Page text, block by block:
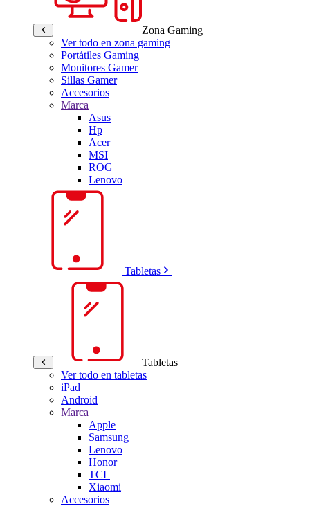
Zona Gaming
Ver todo en zona gaming
Portátiles Gaming
Monitores Gamer
Sillas Gamer
Accesorios
Marca
Asus
Hp
Acer
MSI
ROG
Lenovo
Tabletas
Tabletas
Ver todo en tabletas
iPad
Android
Marca
Apple
Samsung
Lenovo
Honor
TCL
Xiaomi
Accesorios